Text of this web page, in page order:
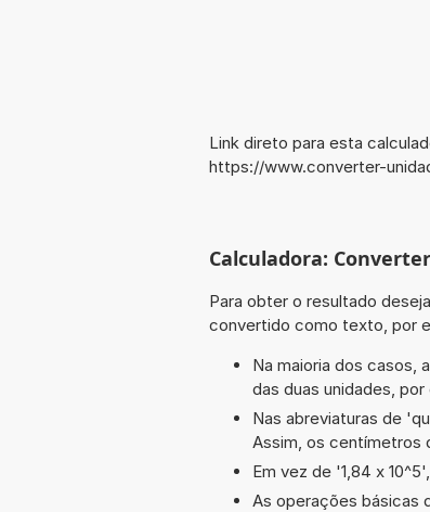
Link direto para esta
https://www.converter-
Calculadora:
Para obter o resultado
convertido como texto, por
Na maioria dos casos,
das duas unidades,
Nas abreviaturas de
Assim, os centímetros
Em vez de '1,84 x
As operações básicas